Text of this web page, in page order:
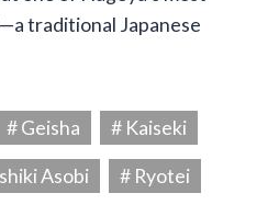
traditional Japanese
# Geisha
# Kaiseki
Asobi # Ryotei